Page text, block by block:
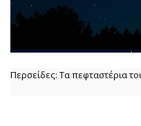
Περσείδες: Τα πεφταστέρια